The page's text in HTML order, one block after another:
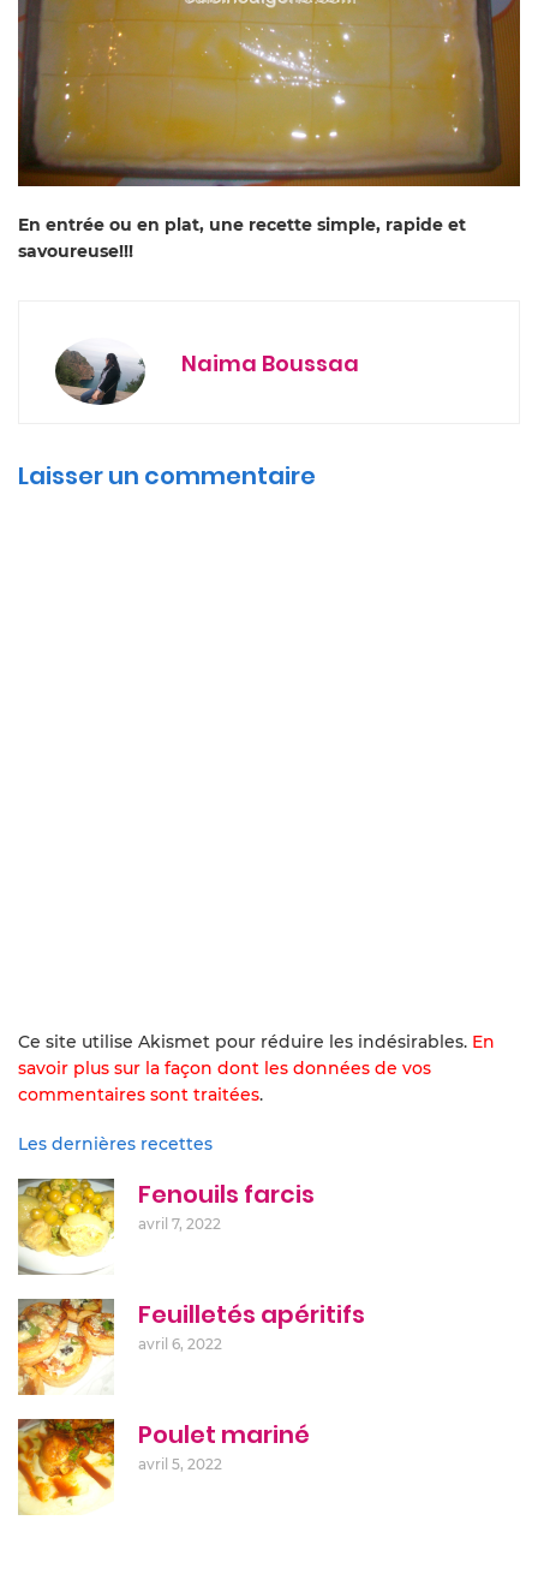
En entrée ou en plat, une recette simple, rapide et
savoureuse!!!
Naima Boussaa
Laisser un commentaire
Ce site utilise Akismet pour réduire les indésirables. En
savoir plus sur la façon dont les données de vos
commentaires sont traitées.
Les dernières recettes
Fenouils farcis
avril 7, 2022
Feuilletés apéritifs
avril 6, 2022
Poulet mariné
avril 5, 2022